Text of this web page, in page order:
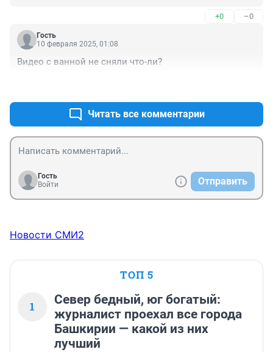
+0 –0
Гость
10 февраля 2025, 01:08
Видео с ванной не сняли что-ли?
Читать все комментарии
Гость
Войти
Отправить
Новости СМИ2
ТОП 5
1
Север бедный, юг богатый:
журналист проехал все города
Башкирии — какой из них
лучший